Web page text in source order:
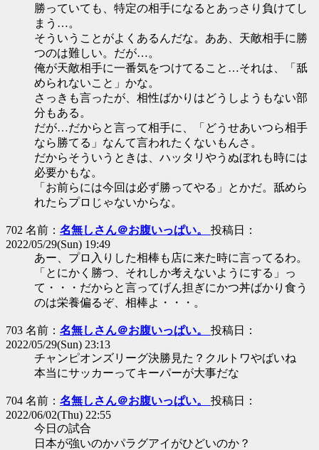
勝っていても、特定の相手になるとあっさり負けてし
まう…。
そういうことがよくあるんだな。ああ、天敵相手に勝
つのは難しい。だが…。
俺が天敵相手に一番気をつけてること…それは、「舐
められないこと」かな。
さっきも言ったが、相性ばかりはどうしようもない部
分もある。
だが…だからと言って相手に、「どうせあいつら相手
なら勝てる」なんて言われたくないもんさ。
だからそういうときは、ハッタリやうぬぼれも時には
必要かもな。
「お前らには今回は必ず勝ってやる」とかだ。舐めら
れたらプロじゃないからな。
702 名前： 名無しさん＠お腹いっぱい。 投稿日：
2022/05/29(Sun) 19:49
あー、プロ入りした相棒も店に来た時に言ってるわ。
「とにかく勝つ、それしか考えないようにする」っ
て・・・だからと言ってげん担ぎにかつ丼ばかり食う
のは栄養偏るぞ、相棒よ・・・。
703 名前： 名無しさん＠お腹いっぱい。 投稿日：
2022/05/29(Sun) 23:13
チャンピオンズリーグ決勝見た？クルトワやばいね
本当にサッカーってキーパーが大事だな
704 名前： 名無しさん＠お腹いっぱい。 投稿日：
2022/06/02(Thu) 22:55
今日の試合
日本が強いのかパラグアイがひどいのか？